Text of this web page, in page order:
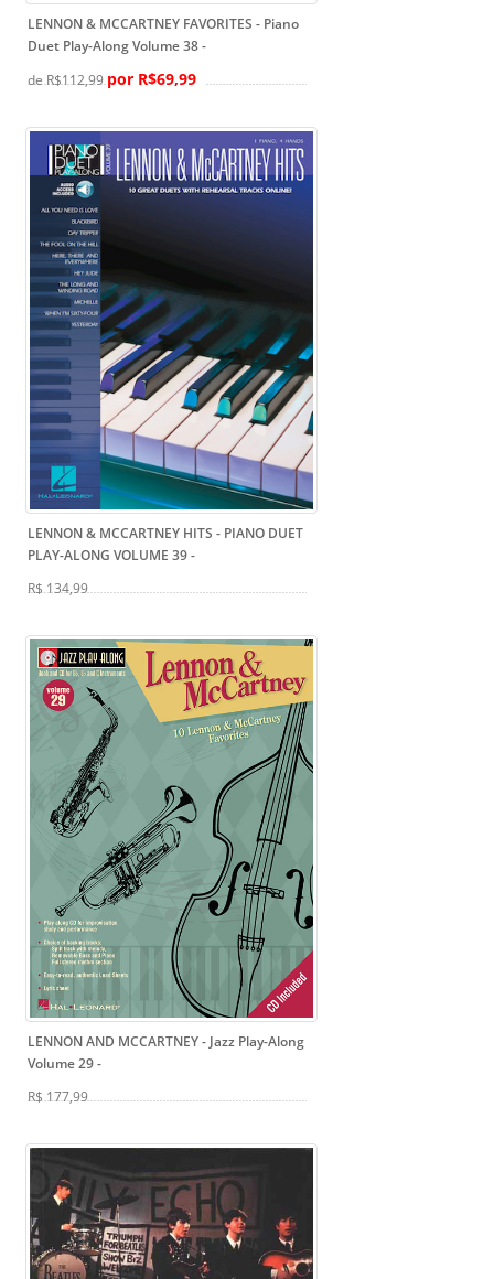
LENNON & MCCARTNEY FAVORITES - Piano
Duet Play-Along Volume 38-
de R$112,99por R$69,99
LENNON & MCCARTNEY HITS - PIANO DUET
PLAY-ALONG VOLUME 39-
R$ 134,99
LENNON AND MCCARTNEY - Jazz Play-Along
Volume 29-
R$ 177,99